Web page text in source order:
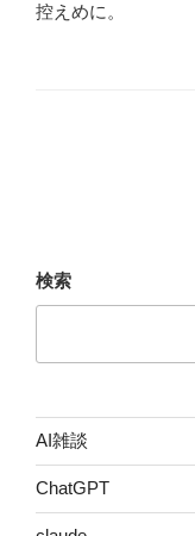
控えめに。
ー
ジ
り
検索
AI雑談
ChatGPT